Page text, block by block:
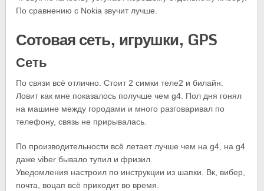
По сравнению с Nokia звучит лучше.
Сотовая сеть, игрушки, GPS
Сеть
По связи всё отлично. Стоит 2 симки теле2 и билайн.
Ловит как мне показалось получше чем g4. Пол дня гонял
на машине между городами и много разговаривал по
телефону, связь не прирывалась.
По производительности всё летает лучше чем на g4, на g4
даже viber бывало тупил и фризил.
Уведомления настроил по инструкции из шапки. Вк, вибер,
почта, воцап всё приходит во время.